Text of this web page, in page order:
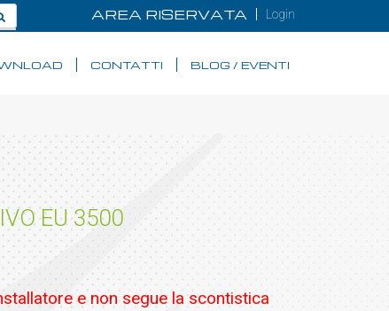
AREA RISERVATA Login
CONTATTI BLOG / EVENTI
EU 3500
e non segue la scontistica